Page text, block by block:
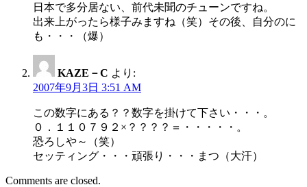
日本で多分居ない、前代未聞のチューンですね。
出来上がったら様子みますね（笑）その後、自分のに
も・・・（爆）
KAZE－C より:
2007年9月3日 3:51 AM
この数字にある？？数字を掛けて下さい・・・。
０．１１０７９２×？？？？＝・・・・・。
恐ろしや～（笑）
セッティング・・・頑張り・・・まつ（大汗）
Comments are closed.